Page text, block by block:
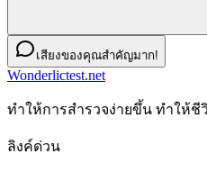
เสียงของคุณสำคัญมาก!
Wonderlictest.net
ทําให้การสํารวจง่ายขึ้น ทําให้
ลิงค์ด่วน